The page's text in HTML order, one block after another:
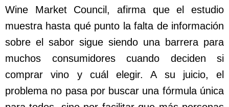
Wine Market Council, afirma que el estudio
muestra hasta qué punto la falta de información
sobre el sabor sigue siendo una barrera para
muchos consumidores cuando deciden si
comprar vino y cuál elegir. A su juicio, el
problema no pasa por buscar una fórmula única